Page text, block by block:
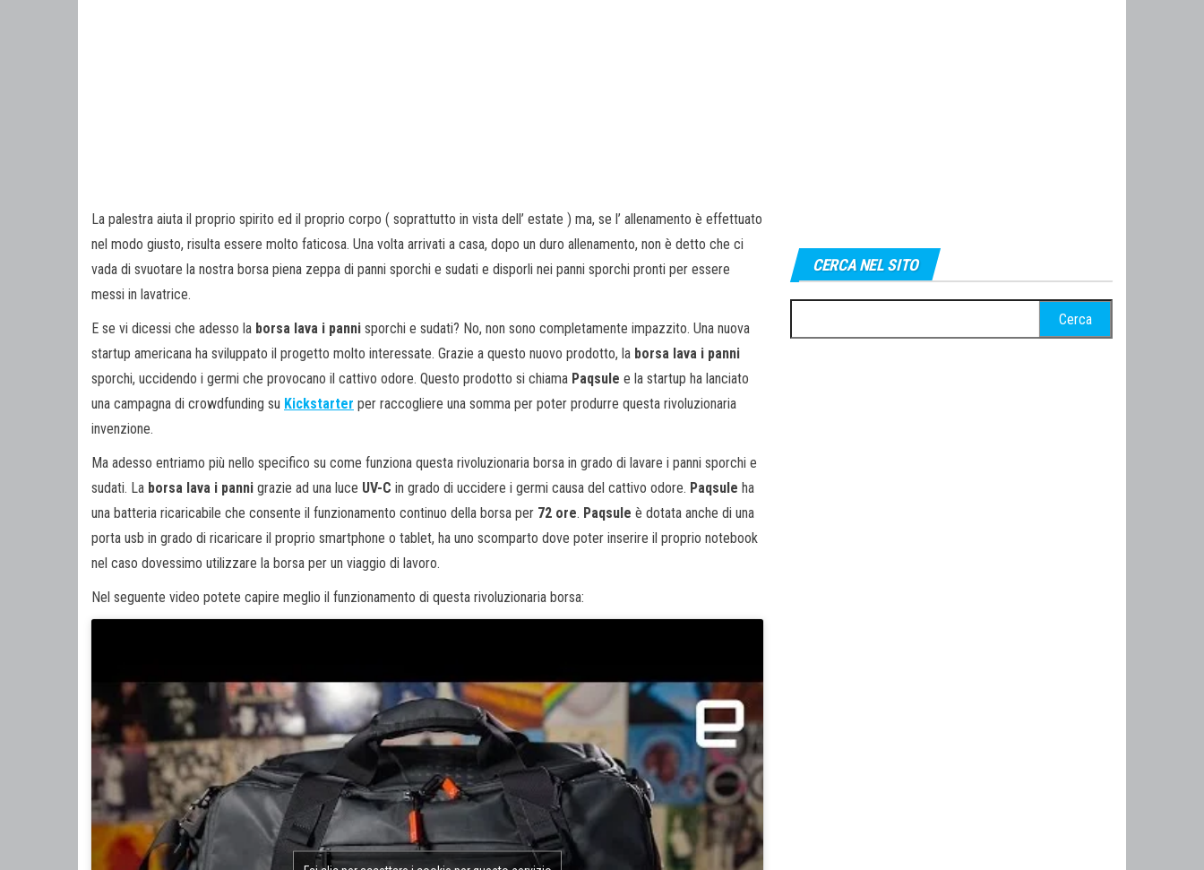
La palestra aiuta il proprio spirito ed il proprio corpo ( soprattutto in vista dell’ estate ) ma, se l’ allenamento è effettuato
nel modo giusto, risulta essere molto faticosa. Una volta arrivati a casa, dopo un duro allenamento, non è detto che ci
vada di svuotare la nostra borsa piena zeppa di panni sporchi e sudati e disporli nei panni sporchi pronti per essere
messi in lavatrice.
E se vi dicessi che adesso la borsa lava i panni sporchi e sudati? No, non sono completamente impazzito. Una nuova
startup americana ha sviluppato il progetto molto interessate. Grazie a questo nuovo prodotto, la borsa lava i panni
sporchi, uccidendo i germi che provocano il cattivo odore. Questo prodotto si chiama Paqsule e la startup ha lanciato
una campagna di crowdfunding su Kickstarter per raccogliere una somma per poter produrre questa rivoluzionaria
invenzione.
Ma adesso entriamo più nello specifico su come funziona questa rivoluzionaria borsa in grado di lavare i panni sporchi e
sudati. La borsa lava i panni grazie ad una luce UV-C in grado di uccidere i germi causa del cattivo odore. Paqsule ha
una batteria ricaricabile che consente il funzionamento continuo della borsa per 72 ore. Paqsule è dotata anche di una
porta usb in grado di ricaricare il proprio smartphone o tablet, ha uno scomparto dove poter inserire il proprio notebook
nel caso dovessimo utilizzare la borsa per un viaggio di lavoro.
Nel seguente video potete capire meglio il funzionamento di questa rivoluzionaria borsa:
CERCA NEL SITO
per: